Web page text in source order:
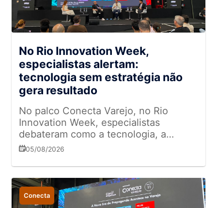
No Rio Innovation Week,
especialistas alertam:
tecnologia sem estratégia não
gera resultado
No palco Conecta Varejo, no Rio
Innovation Week, especialistas
debateram como a tecnologia, a
análise de dados e a inteligência
competitividade e a eficiência
operacional das empresas
05/08/2026
Conecta